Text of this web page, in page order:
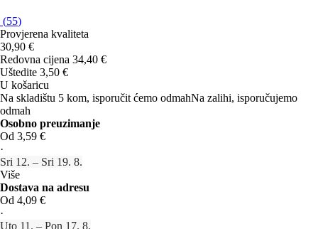
(55)
Provjerena kvaliteta
30,90 €
Redovna cijena 34,40 €
Uštedite 3,50 €
U košaricu
Na skladištu 5 kom, isporučit ćemo odmahNa zalihi, isporučujemo
odmah
Osobno preuzimanje
Od 3,59 €
·
Sri 12. – Sri 19. 8.
Više
Dostava na adresu
Od 4,09 €
·
Uto 11. – Pon 17. 8.